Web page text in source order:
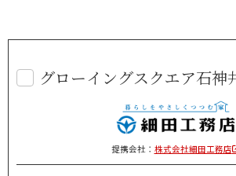
グローイングスクエア石神
提携会社： 株式会社細田工務店